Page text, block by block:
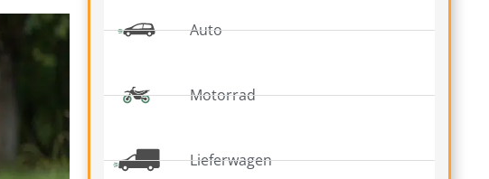
Auto
Motorrad
Lieferwagen